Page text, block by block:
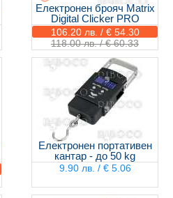
Електронен брояч Matrix
Digital Clicker PRO
106.20 лв. / € 54.30
118.00 лв. / € 60.33
Електронен портативен
кантар - до 50 kg
9.90 лв. / € 5.06